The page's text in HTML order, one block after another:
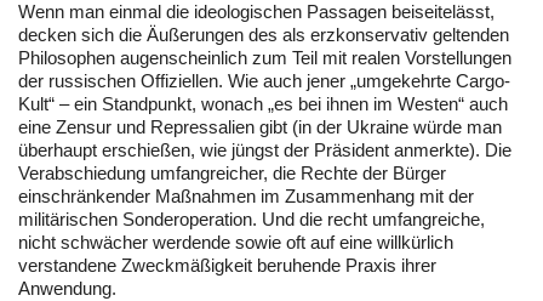
Wenn man einmal die ideologischen Passagen beiseitelässt,
decken sich die Äußerungen des als erzkonservativ geltenden
Philosophen augenscheinlich zum Teil mit realen Vorstellungen
der russischen Offiziellen. Wie auch jener „umgekehrte Cargo-
Kult“ – ein Standpunkt, wonach „es bei ihnen im Westen“ auch
eine Zensur und Repressalien gibt (in der Ukraine würde man
überhaupt erschießen, wie jüngst der Präsident anmerkte). Die
Verabschiedung umfangreicher, die Rechte der Bürger
einschränkender Maßnahmen im Zusammenhang mit der
militärischen Sonderoperation. Und die recht umfangreiche,
nicht schwächer werdende sowie oft auf eine willkürlich
verstandene Zweckmäßigkeit beruhende Praxis ihrer
Anwendung.